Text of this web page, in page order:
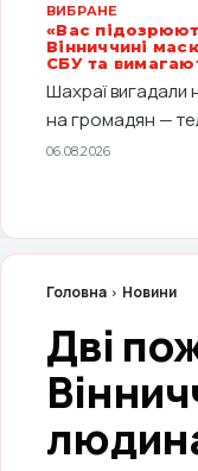
ВИБРАНЕ
«Вас
Вінниччині
СБУ та
Шахраї вигадали
на громадян —
06.08.2026